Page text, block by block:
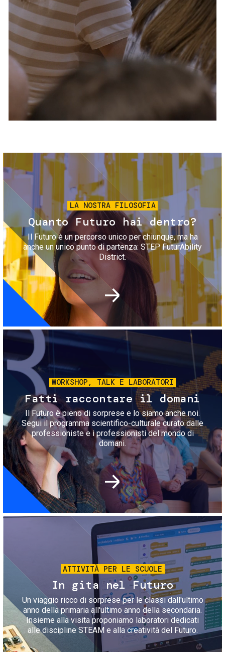
Servizi e accessibilità
Contatti
FAQ
Biglietti
Immagine
LA NOSTRA FILOSOFIA
Quanto Futuro hai dentro?
Il Futuro è un percorso unico per chiunque, ma ha
anche un unico punto di partenza: STEP FuturAbility
District.
Immagine
WORKSHOP, TALK E LABORATORI
Fatti raccontare il domani
Il Futuro è pieno di sorprese e lo siamo anche noi.
Segui il programma scientifico-culturale curato dalle
professioniste e i professionisti del mondo di
domani.
Immagine
ATTIVITÀ PER LE SCUOLE
In gita nel Futuro
Un viaggio ricco di sorprese per le classi dall'ultimo
anno della primaria all'ultimo anno della secondaria.
Insieme alla visita proponiamo laboratori dedicati
alle discipline STEAM e alla creatività del Futuro.